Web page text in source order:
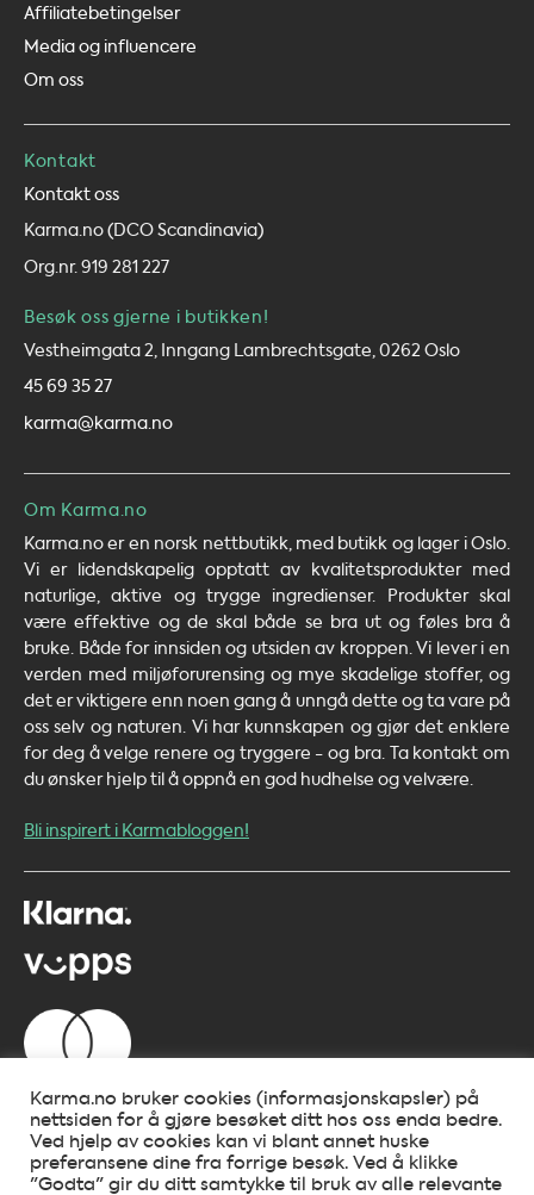
Affiliatebetingelser
Media og influencere
Om oss
Kontakt
Kontakt oss
Karma.no (DCO Scandinavia)
Org.nr. 919 281 227
Besøk oss gjerne i butikken!
Vestheimgata 2, Inngang Lambrechtsgate, 0262 Oslo
45 69 35 27
karma@karma.no
Om Karma.no
Karma.no er en norsk nettbutikk, med butikk og lager i Oslo.
Vi er lidendskapelig opptatt av kvalitetsprodukter med
naturlige, aktive og trygge ingredienser. Produkter skal
være effektive og de skal både se bra ut og føles bra å
bruke. Både for innsiden og utsiden av kroppen. Vi lever i en
verden med miljøforurensing og mye skadelige stoffer, og
det er viktigere enn noen gang å unngå dette og ta vare på
oss selv og naturen. Vi har kunnskapen og gjør det enklere
for deg å velge renere og tryggere - og bra. Ta kontakt om
du ønsker hjelp til å oppnå en god hudhelse og velvære.
Bli inspirert i Karmabloggen!
Karma.no bruker cookies (informasjonskapsler) på
nettsiden for å gjøre besøket ditt hos oss enda bedre.
Ved hjelp av cookies kan vi blant annet huske
preferansene dine fra forrige besøk. Ved å klikke
"Godta" gir du ditt samtykke til bruk av alle relevante